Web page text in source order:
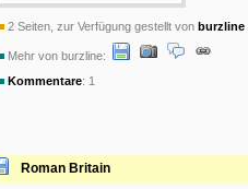
2 Seiten, zur Verfügung gestellt von burzline
Mehr von burzline:
Kommentare: 1
Roman Britain